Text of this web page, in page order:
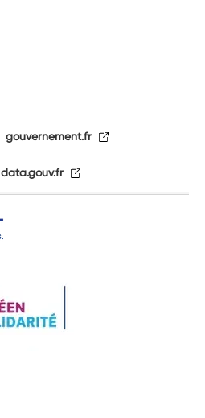
gouvernement.fr
data.gouv.fr